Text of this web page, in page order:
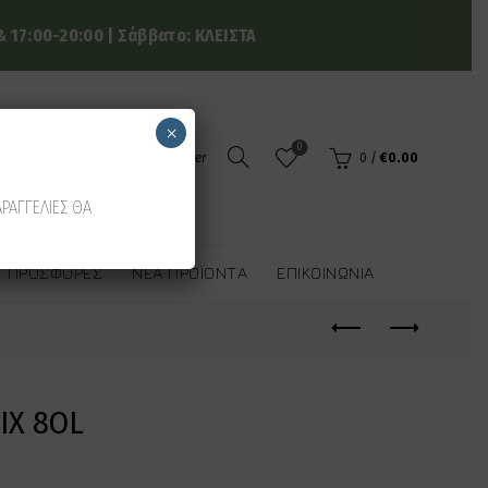
20:00 | Σάββατο: ΚΛΕΙΣΤΑ
Login / Register
0
0 / €0.00
ΠΡΟΣΦΟΡΈΣ ΝΈΑ ΠΡΟΪΌΝΤΑ ΕΠΙΚΟΙΝΩΝΊΑ
8OL
ΘΑ
×